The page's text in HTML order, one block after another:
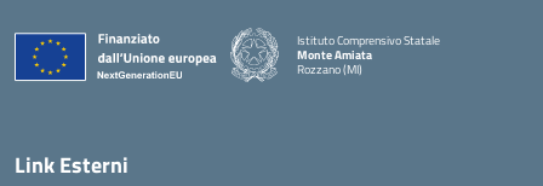
Istituto Comprensivo Statale
Monte Amiata
Rozzano (MI)
Link Esterni